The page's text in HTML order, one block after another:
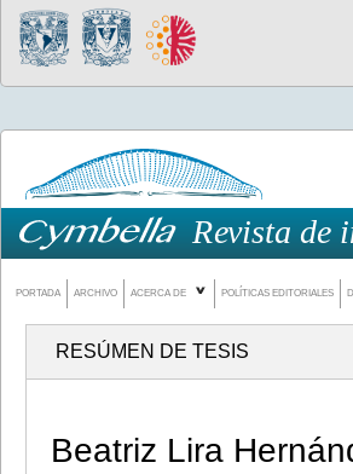
PORTADA ARCHIVO ACERCA DE POLÍTICAS EDITORIALES
RESÚMEN DE TESIS
Beatriz Lira